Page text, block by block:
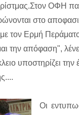
ΟΦΗ
στο
τον Ερμή
την απόφαση",
υποστηρίζει την
Οι